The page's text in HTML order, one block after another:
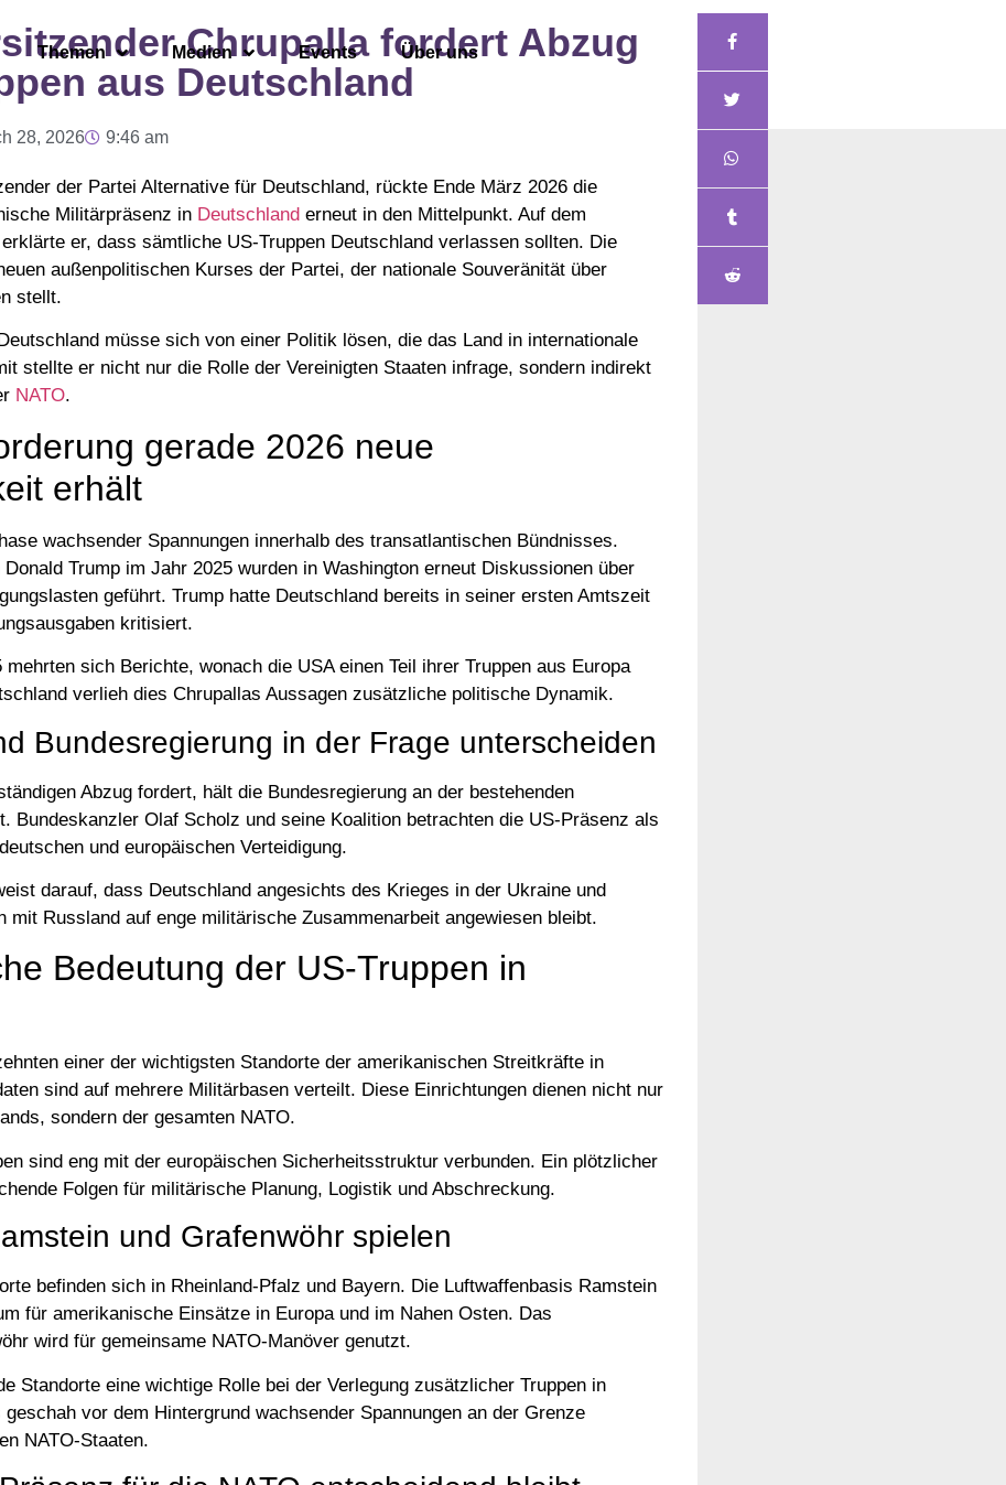
Themen Medien Events Über uns
Chrupalla fordert Abzug
aus Deutschland
28, 2026 9:46 am
der Partei Alternative für Deutschland, rückte Ende März 2026 die
Militärpräsenz in Deutschland erneut in den Mittelpunkt. Auf dem
er, dass sämtliche US-Truppen Deutschland verlassen sollten. Die
außenpolitischen Kurses der Partei, der nationale Souveränität über
stellt.
müsse sich von einer Politik lösen, die das Land in internationale
stellte er nicht nur die Rolle der Vereinigten Staaten infrage, sondern indirekt
NATO.
gerade 2026 neue
erhält
wachsender Spannungen innerhalb des transatlantischen Bündnisses.
Trump im Jahr 2025 wurden in Washington erneut Diskussionen über
geführt. Trump hatte Deutschland bereits in seiner ersten Amtszeit
kritisiert.
mehrten sich Berichte, wonach die USA einen Teil ihrer Truppen aus Europa
verlieh dies Chrupallas Aussagen zusätzliche politische Dynamik.
Bundesregierung in der Frage unterscheiden
Abzug fordert, hält die Bundesregierung an der bestehenden
Bundeskanzler Olaf Scholz und seine Koalition betrachten die US-Präsenz als
und europäischen Verteidigung.
darauf, dass Deutschland angesichts des Krieges in der Ukraine und
mit Russland auf enge militärische Zusammenarbeit angewiesen bleibt.
Bedeutung der US-Truppen in
einer der wichtigsten Standorte der amerikanischen Streitkräfte in
sind auf mehrere Militärbasen verteilt. Diese Einrichtungen dienen nicht nur
sondern der gesamten NATO.
sind eng mit der europäischen Sicherheitsstruktur verbunden. Ein plötzlicher
Folgen für militärische Planung, Logistik und Abschreckung.
und Grafenwöhr spielen
befinden sich in Rheinland-Pfalz und Bayern. Die Luftwaffenbasis Ramstein
für amerikanische Einsätze in Europa und im Nahen Osten. Das
wird für gemeinsame NATO-Manöver genutzt.
Standorte eine wichtige Rolle bei der Verlegung zusätzlicher Truppen in
vor dem Hintergrund wachsender Spannungen an der Grenze
NATO-Staaten.